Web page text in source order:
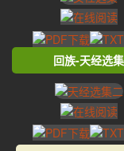
回族-天经选